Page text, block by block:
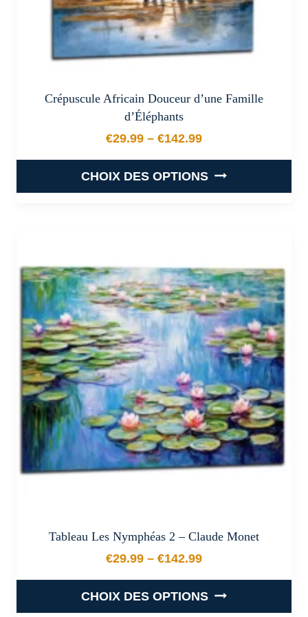
du
produit
Crépuscule Africain Douceur d’une Famille
d’Éléphants
€29.99 – €142.99
Plage de prix : €29.99 à
CHOIX DES OPTIONS
variations.
Les
options
peuvent
être
choisies
sur
la
page
du
produit
Tableau Les Nymphéas 2 – Claude Monet
€29.99 – €142.99
Plage de prix : €29.99 à
CHOIX DES OPTIONS